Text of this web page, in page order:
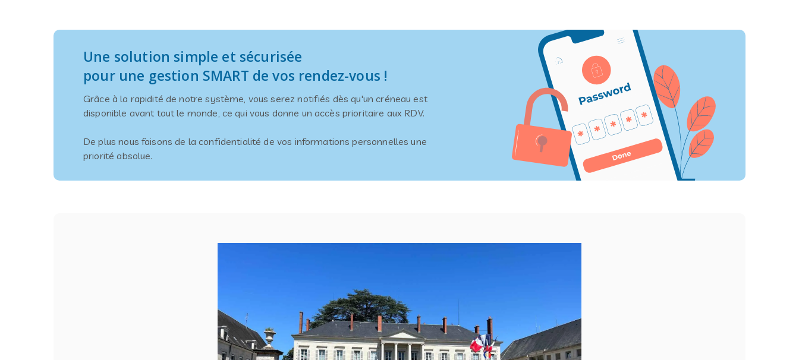
Une solution simple et sécurisée
pour une gestion SMART de vos rendez-vous !
Grâce à la rapidité de notre système, vous serez notifiés dès qu'un créneau est
disponible avant tout le monde, ce qui vous donne un accès prioritaire aux RDV.
De plus nous faisons de la confidentialité de vos informations personnelles une
priorité absolue.